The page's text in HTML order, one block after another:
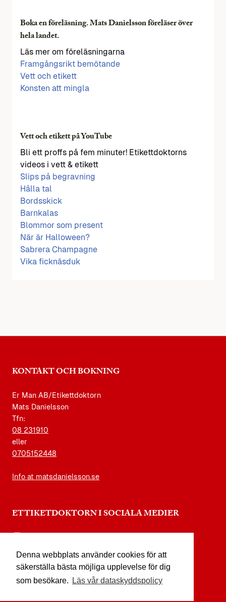
Denna webbplats använder cookies för att
säkerställa bästa möjliga upplevelse för dig
som besökare.
Läs vår dataskyddspolicy
Boka en föreläsning. Mats Danielsson föreläser över
hela landet.
Läs mer om föreläsningarna
Framgångsrikt bemötande
Vett och etikett
Konsten att mingla
Vett och etikett på YouTube
Bli ett proffs på fem minuter! Etikettdoktorns
videos i vett & etikett
Slips på begravning
Hålla tal
Bordsskick
Barnkalas
Blommor som present
När är Halloween?
Sabrera Champagne
Vika ficknäsduk
KONTAKT OCH BOKNING
Er Man AB/Etikettdoktorn
Mats Danielsson
Tfn:
08 231910
eller
0705152448
Info at matsdanielsson.se
ETTIKETDOKTORN I SOCIALA MEDIER
facebook.com/etikettdoktorn
youtube.com/etikettdoktorn